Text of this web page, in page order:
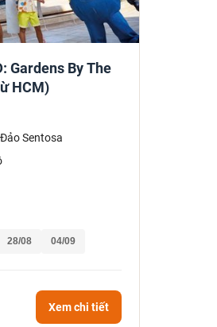
Gardens By The
HCM)
Sentosa
28/08 04/09
Xem chi tiết